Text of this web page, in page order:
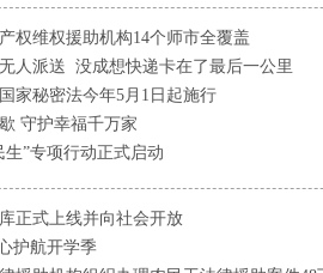
权维权援助机构14个师市全覆盖
人派送 没成想快递卡在了最后一公里
家秘密法今年5月1日起施行
守护幸福千万家
生”专项行动正式启动
正式上线并向社会开放
护航开学季